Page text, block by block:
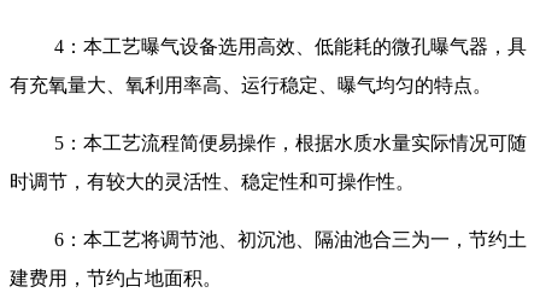
4：本工艺曝气设备选用高效、低能耗的微孔曝气器，具
有充氧量大、氧利用率高、运行稳定、曝气均匀的特点。
5：本工艺流程简便易操作，根据水质水量实际情况可随
时调节，有较大的灵活性、稳定性和可操作性。
6：本工艺将调节池、初沉池、隔油池合三为一，节约土
建费用，节约占地面积。